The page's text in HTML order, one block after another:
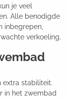
je veel
Alle benodigde
inbegrepen,
verkoeling.
extra stabiliteit.
in het zwembad